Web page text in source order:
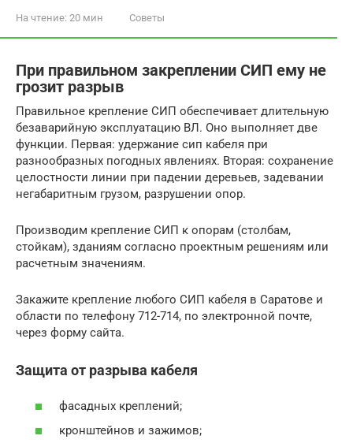
На чтение: 20 мин Советы
При правильном закреплении СИП ему не
грозит разрыв
Правильное крепление СИП обеспечивает длительную
безаварийную эксплуатацию ВЛ. Оно выполняет две
функции. Первая: удержание сип кабеля при
разнообразных погодных явлениях. Вторая: сохранение
целостности линии при падении деревьев, задевании
негабаритным грузом, разрушении опор.
Производим крепление СИП к опорам (столбам,
стойкам), зданиям согласно проектным решениям или
расчетным значениям.
Закажите крепление любого СИП кабеля в Саратове и
области по телефону 712-714, по электронной почте,
через форму сайта.
Защита от разрыва кабеля
фасадных креплений;
кронштейнов и зажимов;